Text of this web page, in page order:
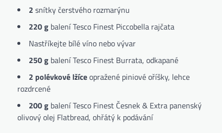
2 snítky čerstvého rozmarýnu
220 g balení Tesco Finest Piccobella rajčata
Nastříkejte bílé víno nebo vývar
250 g balení Tesco Finest Burrata, odkapané
2 polévkové lžíceopražené piniové oříšky, lehce
rozdrcené
200 g balení Tesco Finest Česnek & Extra panenský
olivový olej Flatbread, ohřátý k podávání